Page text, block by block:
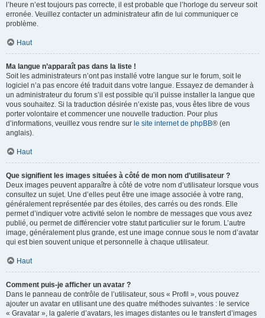
l’heure n’est toujours pas correcte, il est probable que l’horloge du serveur soit
erronée. Veuillez contacter un administrateur afin de lui communiquer ce
problème.
Haut
Ma langue n’apparaît pas dans la liste !
Soit les administrateurs n’ont pas installé votre langue sur le forum, soit le
logiciel n’a pas encore été traduit dans votre langue. Essayez de demander à
un administrateur du forum s’il est possible qu’il puisse installer la langue que
vous souhaitez. Si la traduction désirée n’existe pas, vous êtes libre de vous
porter volontaire et commencer une nouvelle traduction. Pour plus
d’informations, veuillez vous rendre sur le site internet de phpBB® (en
anglais).
Haut
Que signifient les images situées à côté de mon nom d’utilisateur ?
Deux images peuvent apparaître à côté de votre nom d’utilisateur lorsque vous
consultez un sujet. Une d’elles peut être une image associée à votre rang,
généralement représentée par des étoiles, des carrés ou des ronds. Elle
permet d’indiquer votre activité selon le nombre de messages que vous avez
publié, ou permet de différencier votre statut particulier sur le forum. L’autre
image, généralement plus grande, est une image connue sous le nom d’avatar
qui est bien souvent unique et personnelle à chaque utilisateur.
Haut
Comment puis-je afficher un avatar ?
Dans le panneau de contrôle de l’utilisateur, sous « Profil », vous pouvez
ajouter un avatar en utilisant une des quatre méthodes suivantes : le service
« Gravatar », la galerie d’avatars, les images distantes ou le transfert d’images